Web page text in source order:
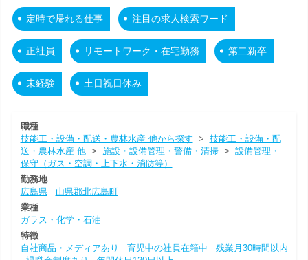
定時で帰れる仕事 注目の求人検索ワード
正社員 リモートワーク・在宅勤務 第二新卒
未経験 土日祝日休み
職種
技能工・設備・配送・農林水産 他から探す > 技能工・設備・配
送・農林水産 他> 施設・設備管理・警備・清掃> 設備管理・
保守（ガス・空調・上下水・消防等）
勤務地
広島県
山県郡北広島町
業種
ガラス・化学・石油
特徴
自社商品・メディアあり
育児中の社員在籍中
残業月30時間以内